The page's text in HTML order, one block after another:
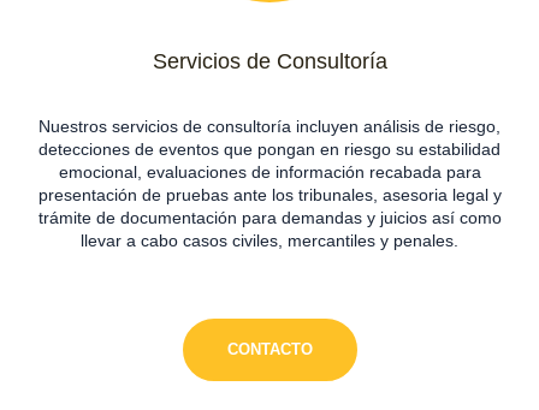
Servicios de Consultoría
Nuestros servicios de consultoría incluyen análisis de riesgo,
detecciones de eventos que pongan en riesgo su estabilidad
emocional, evaluaciones de información recabada para
presentación de pruebas ante los tribunales, asesoria legal y
trámite de documentación para demandas y juicios así como
llevar a cabo casos civiles, mercantiles y penales.
CONTACTO